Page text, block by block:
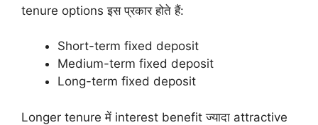
tenure options इस प्रकार होते हैं:
Short-term fixed deposit
Medium-term fixed deposit
Long-term fixed deposit
Longer tenure में interest benefit ज्यादा attractive